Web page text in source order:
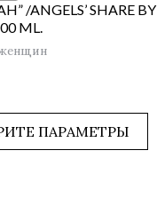
/ANGELS’ SHARE BY
ML.
ПАРАМЕТРЫ